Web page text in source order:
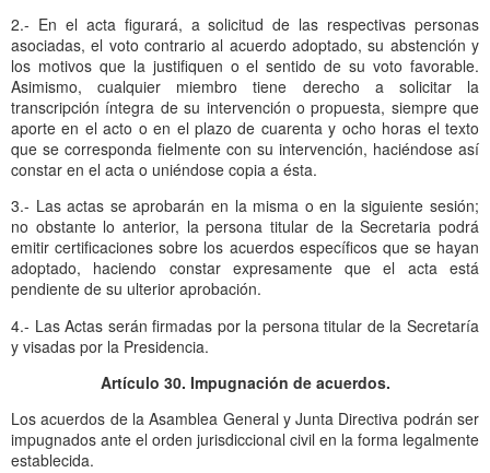
2.- En el acta figurará, a solicitud de las respectivas personas
asociadas, el voto contrario al acuerdo adoptado, su abstención y
los motivos que la justifiquen o el sentido de su voto favorable.
Asimismo, cualquier miembro tiene derecho a solicitar la
transcripción íntegra de su intervención o propuesta, siempre que
aporte en el acto o en el plazo de cuarenta y ocho horas el texto
que se corresponda fielmente con su intervención, haciéndose así
constar en el acta o uniéndose copia a ésta.
3.- Las actas se aprobarán en la misma o en la siguiente sesión;
no obstante lo anterior, la persona titular de la Secretaria podrá
emitir certificaciones sobre los acuerdos específicos que se hayan
adoptado, haciendo constar expresamente que el acta está
pendiente de su ulterior aprobación.
4.- Las Actas serán firmadas por la persona titular de la Secretaría
y visadas por la Presidencia.
Artículo 30. Impugnación de acuerdos.
Los acuerdos de la Asamblea General y Junta Directiva podrán ser
impugnados ante el orden jurisdiccional civil en la forma legalmente
establecida.